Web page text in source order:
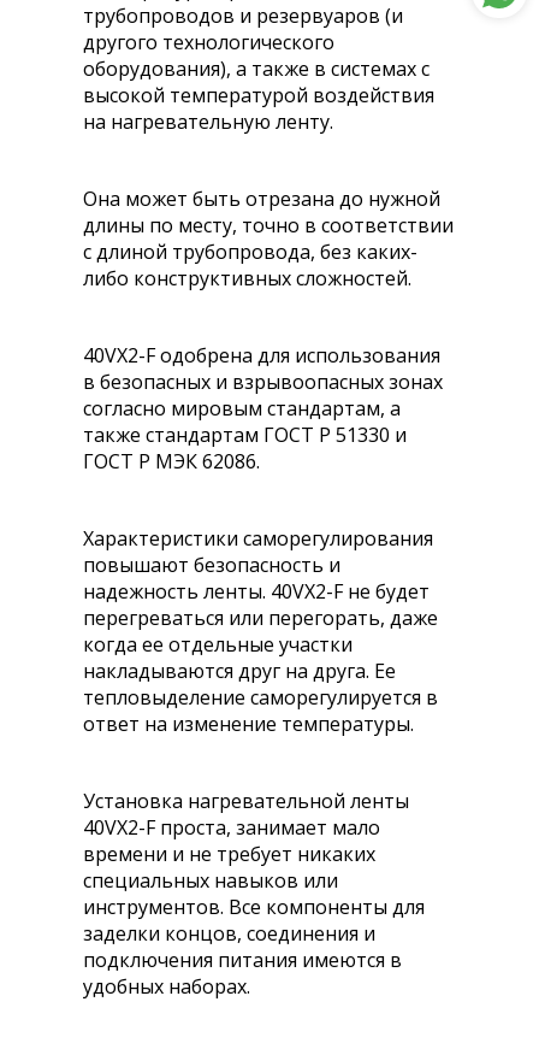
трубопроводов и резервуаров (и
другого технологического
оборудования), а также в системах с
высокой температурой воздействия
на нагревательную ленту.
Она может быть отрезана до нужной
длины по месту, точно в соответствии
с длиной трубопровода, без каких-
либо конструктивных сложностей.
40VX2-F одобрена для использования
в безопасных и взрывоопасных зонах
согласно мировым стандартам, а
также стандартам ГОСТ Р 51330 и
ГОСТ Р МЭК 62086.
Характеристики саморегулирования
повышают безопасность и
надежность ленты. 40VX2-F не будет
перегреваться или перегорать, даже
когда ее отдельные участки
накладываются друг на друга. Ее
тепловыделение саморегулируется в
ответ на изменение температуры.
Установка нагревательной ленты
40VX2-F проста, занимает мало
времени и не требует никаких
специальных навыков или
инструментов. Все компоненты для
заделки концов, соединения и
подключения питания имеются в
удобных наборах.